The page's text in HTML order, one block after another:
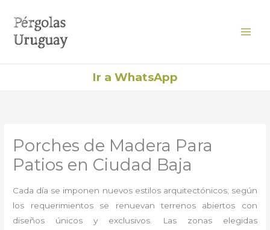
contenido
Ir a WhatsApp
Porches de Madera Para
Patios en Ciudad Baja
Cada día se imponen nuevos estilos arquitectónicos; según
los requerimientos se renuevan terrenos abiertos con
diseños únicos y exclusivos. Las zonas elegidas